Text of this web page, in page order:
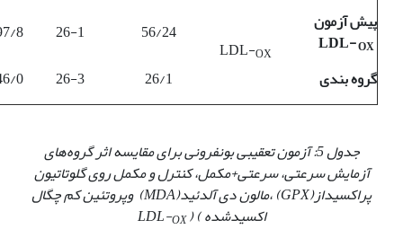
پیش آزمون
OX
LDL-OX
56/24
26-1
8
گروه بندی
26/1
26-3
0
جدول 5: آزمون تعقیبی بونفرونی برای مقایسه اثر گروه‌های
آزمایش سرعتی، سرعتی+مکمل، کنترل و مکمل رویگلوتاتیون
پراکسیداز(GPX) ،مالون دی آلدئید(MDA) وپروتئین کم چگال
اکسیدشده)
( LDL-
OX